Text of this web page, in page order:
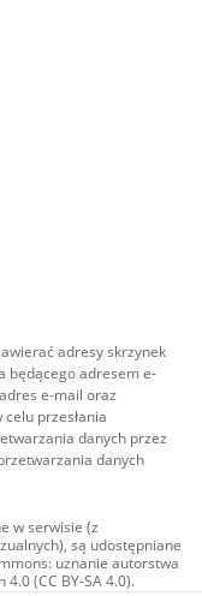
adresy skrzynek
będącego adresem e-
e-mail oraz
przesłania
danych przez
danych
w serwisie (z
są udostępniane
uznanie autorstwa
(CC BY-SA 4.0).